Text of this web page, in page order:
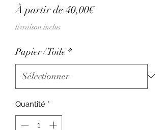
À partir de40,00€Prix
livraison inclus
Papier / Toile *
Quantité *